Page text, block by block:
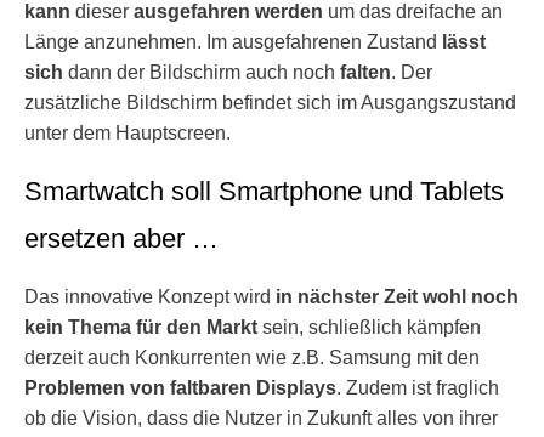
kann dieser ausgefahren werden um das dreifache an
Länge anzunehmen. Im ausgefahrenen Zustand lässt
sich dann der Bildschirm auch noch falten. Der
zusätzliche Bildschirm befindet sich im Ausgangszustand
unter dem Hauptscreen.
Smartwatch soll Smartphone und Tablets
ersetzen aber …
Das innovative Konzept wird in nächster Zeit wohl noch
kein Thema für den Markt sein, schließlich kämpfen
derzeit auch Konkurrenten wie z.B. Samsung mit den
Problemen von faltbaren Displays. Zudem ist fraglich
ob die Vision, dass die Nutzer in Zukunft alles von ihrer